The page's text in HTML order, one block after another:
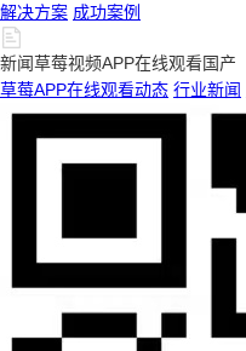
解决方案 成功案例
新闻草莓视频APP在线观看国产
草莓APP在线观看动态 行业新闻